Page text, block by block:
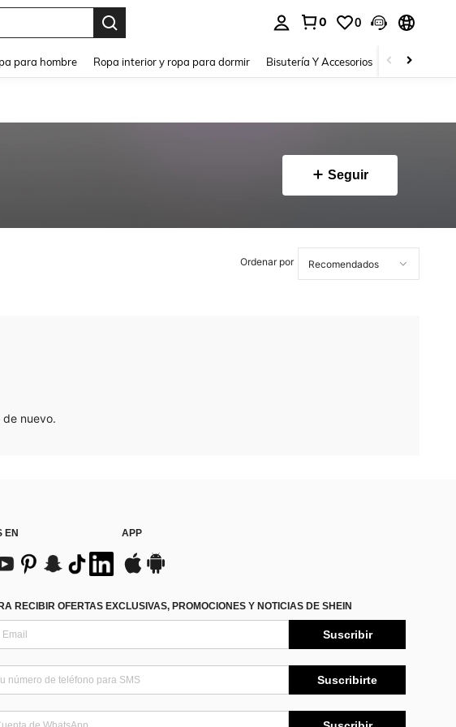
0 0
para hombre Ropa interior y ropa para dormir Bisutería Y Accesorios Zapatos
Seguir
Ordenar por
nuevo.
EN APP
RECIBIR OFERTAS EXCLUSIVAS, PROMOCIONES Y NOTICIAS DE SHEIN
Suscribir
Suscribirte